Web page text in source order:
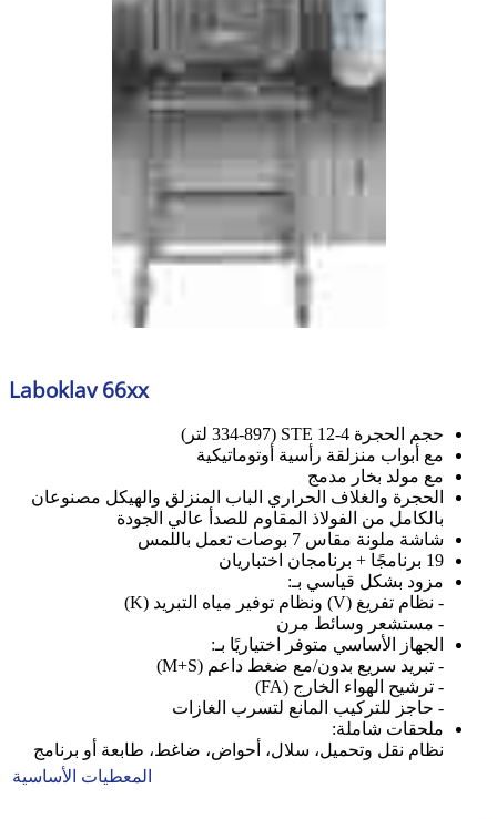
Laboklav 66xx
حجم الحجرة 4-12 STE (334-897 لتر)
مع أبواب منزلقة رأسية أوتوماتيكية
مع مولد بخار مدمج
الحجرة والغلاف الحراري الباب المنزلق والهيكل مصنوعان
بالكامل من الفولاذ المقاوم للصدأ عالي الجودة
شاشة ملونة مقاس 7 بوصات تعمل باللمس
19 برنامجًا + برنامجان اختباريان
مزود بشكل قياسي بـ:
- نظام تفريغ (V) ونظام توفير مياه التبريد (K)
- مستشعر وسائط مرن
الجهاز الأساسي متوفر اختياريًا بـ:
- تبريد سريع بدون/مع ضغط داعم (M+S)
- ترشيح الهواء الخارج (FA)
- حاجز للتركيب المانع لتسرب الغازات
ملحقات شاملة:
نظام نقل وتحميل، سلال، أحواض، ضاغط، طابعة أو برنامج
المعطيات الأساسية